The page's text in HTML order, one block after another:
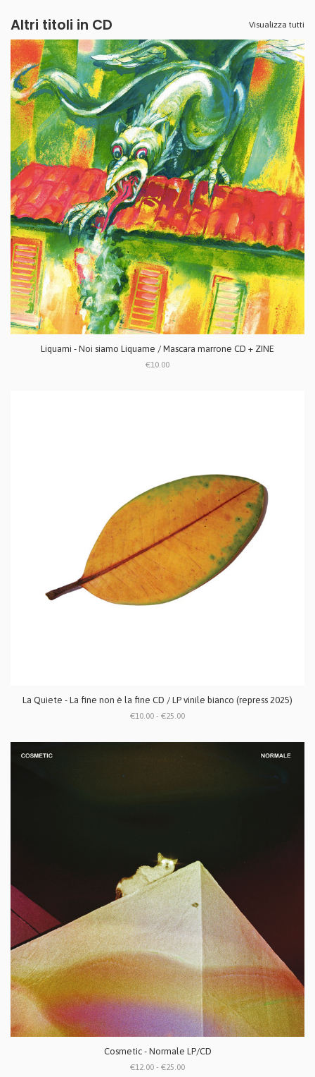
Altri titoli in CD Visualizza tutti
Liquami - Noi siamo Liquame / Mascara marrone CD + ZINE
€10.00
La Quiete - La fine non è la fine CD / LP vinile bianco (repress 2025)
€10.00 - €25.00
Cosmetic - Normale LP/CD
€12.00 - €25.00